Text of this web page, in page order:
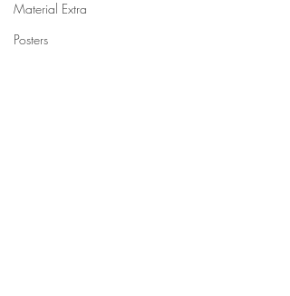
Material Extra
Posters